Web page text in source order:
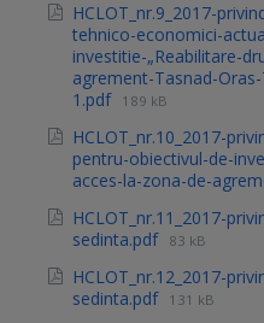
HCLOT_nr.9_2017-
tehnico-economici-
investitie-„Reabilitare-
agrement-Tasnad-
1.pdf 189 kB
HCLOT_nr.10_2017-
pentru-obiectivul-de-
acces-la-zona-de-
HCLOT_nr.11_2017-
sedinta.pdf 83 kB
HCLOT_nr.12_2017-
sedinta.pdf 131 kB